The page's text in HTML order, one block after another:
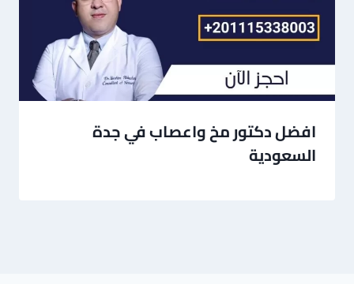
افضل دكتور مخ واعصاب في جدة
السعودية